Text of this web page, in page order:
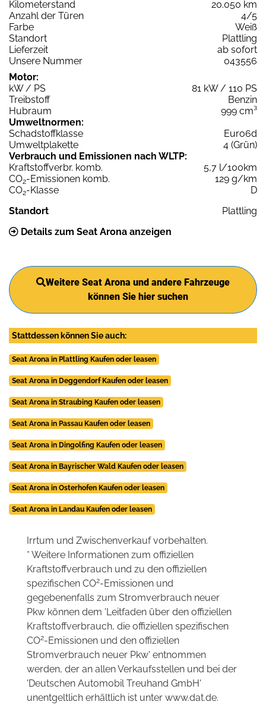
Kilometerstand
20.050 km
Anzahl der Türen
4/5
Farbe
Weiß
Standort
Plattling
Lieferzeit
ab sofort
Unsere Nummer
043556
Motor:
kW / PS
81 kW / 110 PS
Treibstoff
Benzin
Hubraum
999 cm³
Umweltnormen:
Schadstoffklasse
Euro6d
Umweltplakette
4 (Grün)
Verbrauch und Emissionen nach WLTP:
Kraftstoffverbr. komb.
5,7 l/100km
CO2-Emissionen komb.
129 g/km
CO2-Klasse
D
Standort
Plattling
Details zum Seat Arona anzeigen
Weitere Seat Arona und andere Fahrzeuge
können Sie hier suchen
Stattdessen können Sie auch:
Seat Arona in Plattling Kaufen oder leasen
Seat Arona in Deggendorf Kaufen oder leasen
Seat Arona in Straubing Kaufen oder leasen
Seat Arona in Passau Kaufen oder leasen
Seat Arona in Dingolfing Kaufen oder leasen
Seat Arona in Bayrischer Wald Kaufen oder leasen
Seat Arona in Osterhofen Kaufen oder leasen
Seat Arona in Landau Kaufen oder leasen
Irrtum und Zwischenverkauf vorbehalten.
* Weitere Informationen zum offiziellen
Kraftstoffverbrauch und zu den offiziellen
spezifischen CO2-Emissionen und
gegebenenfalls zum Stromverbrauch neuer
Pkw können dem 'Leitfaden über den offiziellen
Kraftstoffverbrauch, die offiziellen spezifischen
CO2-Emissionen und den offiziellen
Stromverbrauch neuer Pkw' entnommen
werden, der an allen Verkaufsstellen und bei der
'Deutschen Automobil Treuhand GmbH'
unentgeltlich erhältlich ist unter www.dat.de.